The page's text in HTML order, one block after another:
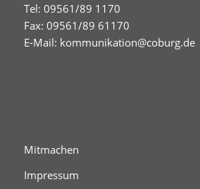
Tel: 09561/89 1170
Fax: 09561/89 61170
E-Mail: kommunikation@coburg.de
Mitmachen
Impressum